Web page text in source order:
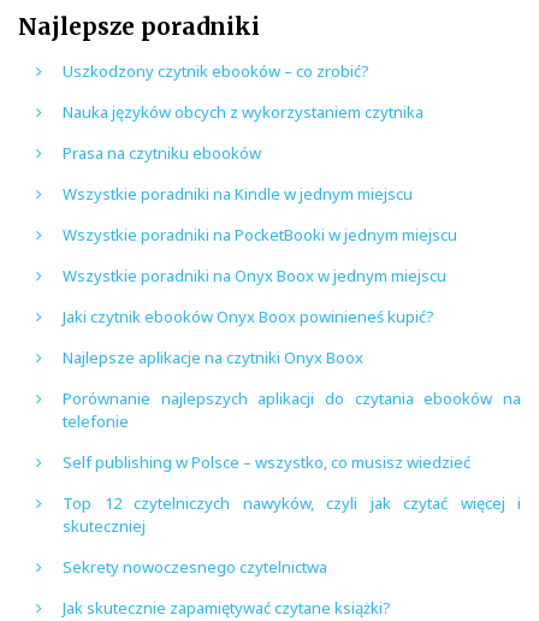
Najlepsze poradniki
Uszkodzony czytnik ebooków – co zrobić?
Nauka języków obcych z wykorzystaniem czytnika
Prasa na czytniku ebooków
Wszystkie poradniki na Kindle w jednym miejscu
Wszystkie poradniki na PocketBooki w jednym miejscu
Wszystkie poradniki na Onyx Boox w jednym miejscu
Jaki czytnik ebooków Onyx Boox powinieneś kupić?
Najlepsze aplikacje na czytniki Onyx Boox
Porównanie najlepszych aplikacji do czytania ebooków na
telefonie
Self publishing w Polsce – wszystko, co musisz wiedzieć
Top 12 czytelniczych nawyków, czyli jak czytać więcej i
skuteczniej
Sekrety nowoczesnego czytelnictwa
Jak skutecznie zapamiętywać czytane książki?